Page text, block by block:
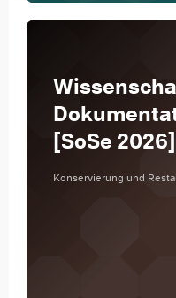
Kursbild
Kursbild
Kursname
[SoSe 2026]
Konservierung und